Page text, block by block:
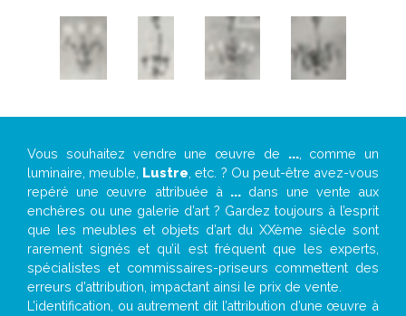
Vous souhaitez vendre une œuvre de ..., comme un
luminaire, meuble, Lustre , etc. ? Ou peut-être avez-vous
repéré une œuvre attribuée à ... dans une vente aux
enchères ou une galerie d’art ? Gardez toujours à l’esprit
que les meubles et objets d’art du XXème siècle sont
rarement signés et qu’il est fréquent que les experts,
spécialistes et commissaires-priseurs commettent des
erreurs d’attribution, impactant ainsi le prix de vente.
L’identification, ou autrement dit l’attribution d’une œuvre à